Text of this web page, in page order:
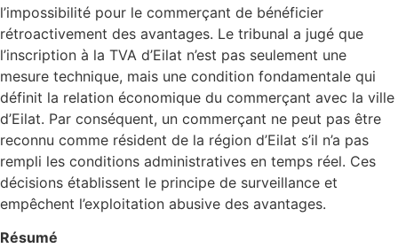
l’impossibilité pour le commerçant de bénéficier
rétroactivement des avantages. Le tribunal a jugé que
l’inscription à la TVA d’Eilat n’est pas seulement une
mesure technique, mais une condition fondamentale qui
définit la relation économique du commerçant avec la ville
d’Eilat. Par conséquent, un commerçant ne peut pas être
reconnu comme résident de la région d’Eilat s’il n’a pas
rempli les conditions administratives en temps réel. Ces
décisions établissent le principe de surveillance et
empêchent l’exploitation abusive des avantages.
Résumé